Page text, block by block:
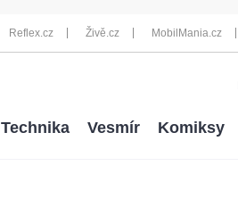
Reflex.cz Živě.cz MobilMania.cz
Technika Vesmír Komiksy